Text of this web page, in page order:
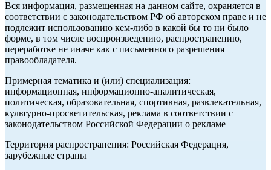
Вся информация, размещенная на данном сайте, охраняется в
соответствии с законодательством РФ об авторском праве и не
подлежит использованию кем-либо в какой бы то ни было
форме, в том числе воспроизведению, распространению,
переработке не иначе как с письменного разрешения
правообладателя.
Примерная тематика и (или) специализация:
информационная, информационно-аналитическая,
политическая, образовательная, спортивная, развлекательная,
культурно-просветительская, реклама в соответствии с
законодательством Российской Федерации о рекламе
Территория распространения: Российская Федерация,
зарубежные страны